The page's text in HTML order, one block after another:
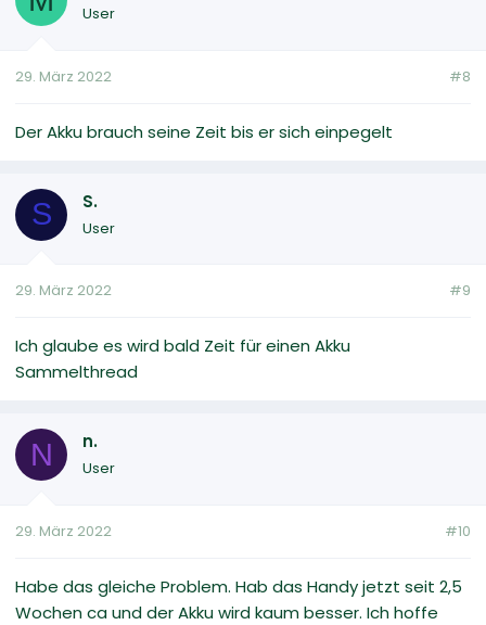
User
29. März 2022 #8
Der Akku brauch seine Zeit bis er sich einpegelt
S S.
User
29. März 2022 #9
Ich glaube es wird bald Zeit für einen Akku
Sammelthread
N n.
User
29. März 2022 #10
Habe das gleiche Problem. Hab das Handy jetzt seit 2,5
Wochen ca und der Akku wird kaum besser. Ich hoffe